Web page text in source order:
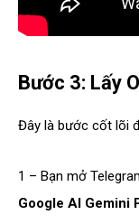
Bước 3: Lấy
Đây là bước cốt lõi
1 – Bạn mở
Google AI Gemini